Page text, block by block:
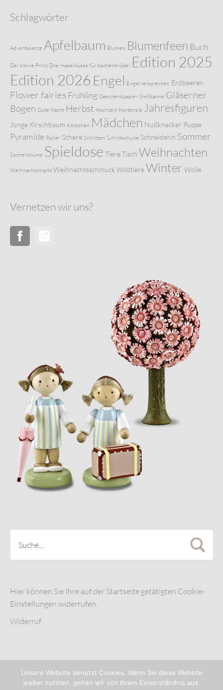
Schlagwörter
Adventskerze Apfelbaum Blumen Blumenfeen Buch
Der kleine Prinz Drei Haselnüsse für Aschenbrödel Edition 2025
Edition 2026 Engel Engelversprechen Erdbeeren
Flower fairies Frühling Geschenkpapier Gießkanne Gläserner
Bogen Gute Nacht Herbst Hochzeit Hortensie Jahresfiguren
Junge Kirschbaum Körbchen Mädchen Nußknacker Puppe
Pyramide Roller Schere Schlitten Schlittschuhe Schneiderin Sommer
Sonnenblume Spieldose TiereTisch Weihnachten
Weihnachtsmarkt Weihnachtsschmuck WildtiereWinter Wolle
Vernetzen wir uns?
Hier können Sie Ihre auf der Startseite getätigten Cookie-
Einstellungen widerrufen.
Widerruf
Unsere Website benutzt Cookies. Wenn Sie diese Website
weiter nutzten, gehen wir von Ihrem Einverständnis aus.